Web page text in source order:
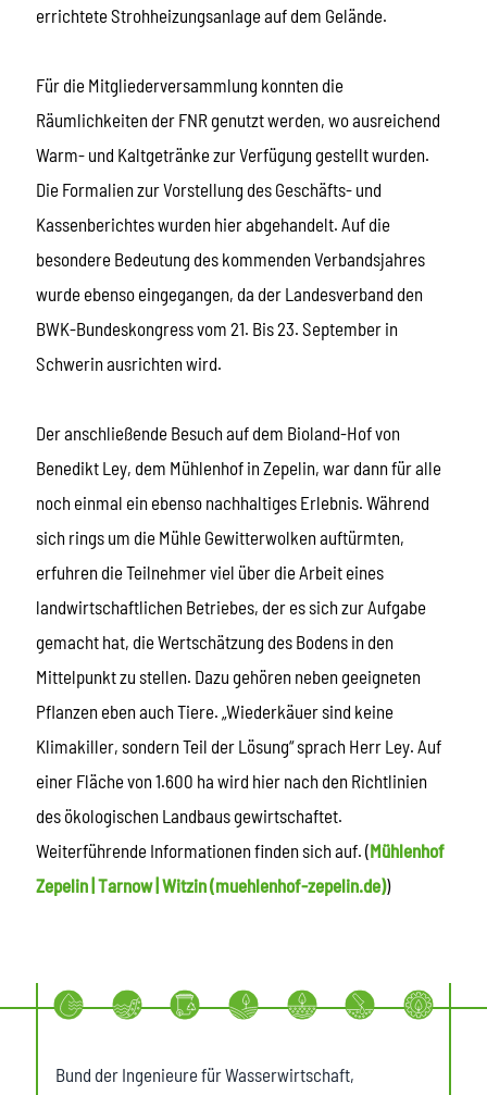
errichtete Strohheizungsanlage auf dem Gelände.
Für die Mitgliederversammlung konnten die
Räumlichkeiten der FNR genutzt werden, wo ausreichend
Warm- und Kaltgetränke zur Verfügung gestellt wurden.
Die Formalien zur Vorstellung des Geschäfts- und
Kassenberichtes wurden hier abgehandelt. Auf die
besondere Bedeutung des kommenden Verbandsjahres
wurde ebenso eingegangen, da der Landesverband den
BWK-Bundeskongress vom 21. Bis 23. September in
Schwerin ausrichten wird.
Der anschließende Besuch auf dem Bioland-Hof von
Benedikt Ley, dem Mühlenhof in Zepelin, war dann für alle
noch einmal ein ebenso nachhaltiges Erlebnis. Während
sich rings um die Mühle Gewitterwolken auftürmten,
erfuhren die Teilnehmer viel über die Arbeit eines
landwirtschaftlichen Betriebes, der es sich zur Aufgabe
gemacht hat, die Wertschätzung des Bodens in den
Mittelpunkt zu stellen. Dazu gehören neben geeigneten
Pflanzen eben auch Tiere. „Wiederkäuer sind keine
Klimakiller, sondern Teil der Lösung“ sprach Herr Ley. Auf
einer Fläche von 1.600 ha wird hier nach den Richtlinien
des ökologischen Landbaus gewirtschaftet.
Weiterführende Informationen finden sich auf. (Mühlenhof
Zepelin | Tarnow | Witzin (muehlenhof-zepelin.de))
Bund der Ingenieure für Wasserwirtschaft,